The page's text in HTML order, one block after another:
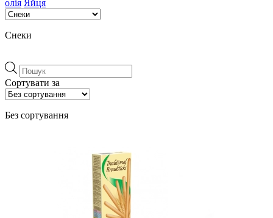
олія Яйця
Снеки
Пошук
товарів
Сортувати за
Без сортування